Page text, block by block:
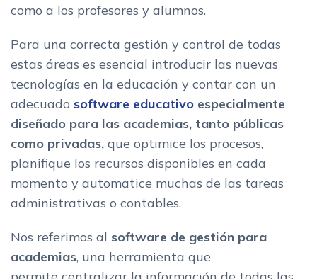
como a los profesores y alumnos.
Para una correcta gestión y control de todas
estas áreas es esencial introducir las nuevas
tecnologías en la educación y contar con un
adecuado software educativo especialmente
diseñado para las academias, tanto públicas
como privadas, que optimice los procesos,
planifique los recursos disponibles en cada
momento y automatice muchas de las tareas
administrativas o contables.
Nos referimos al software de gestión para
academias, una herramienta que